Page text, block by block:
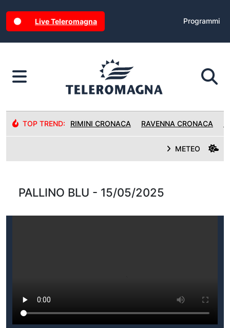
Live Teleromagna Programmi
TOP TREND: RIMINI CRONACA RAVENNA CRONACA
METEO
PALLINO BLU - 15/05/2025